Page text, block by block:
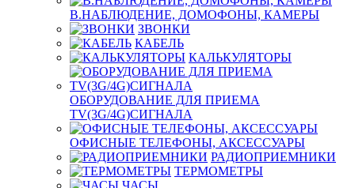
В.НАБЛЮДЕНИЕ, ДОМОФОНЫ, КАМЕРЫ
ЗВОНКИ
КАБЕЛЬ
КАЛЬКУЛЯТОРЫ
ОБОРУДОВАНИЕ ДЛЯ ПРИЕМА
TV(3G/4G)СИГНАЛА
ОФИСНЫЕ ТЕЛЕФОНЫ, АКСЕССУАРЫ
РАДИОПРИЕМНИКИ
ТЕРМОМЕТРЫ
ЧАСЫ